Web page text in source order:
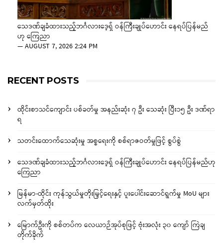
သေဒဏ်ချခံထားသည့်ဘင်္ဂလားဒေ့ရှ် ဝန်ကြီးချုပ်ဟောင်း နေရပ်ပြန်မည်
ဟု ကြေညာ
—AUGUST 7, 2026 2:24 PM
RECENT POSTS
ထိုင်းစာသင်ကျောင်း ပစ်ခတ်မှု အနည်းဆုံး ၇ ဦး သေဆုံး ပြီး၁၅ ဦး ဒဏ်ရာ
ရ
သတင်းထောက်သေဆုံးမှု အစ္စရေးကို စစ်ရာဇဝတ်မှုဖြင့် စွပ်စွဲ
သေဒဏ်ချခံထားသည့်ဘင်္ဂလားဒေ့ရှ် ဝန်ကြီးချုပ်ဟောင်း နေရပ်ပြန်မည်ဟု
ကြေညာ
မြန်မာ-ထိုင်း ကုန်သွယ်မှုတိုးမြှင့်ရေးနှင့် ပူးပေါင်းဆောင်ရွက်မှု MoU များ
လက်မှတ်ထိုး
မြောက်ဦးကို စစ်တပ်က လေယာဉ်အုပ်စုဖြင့် ဗုံးအလုံး ၃၀ ကျော် ကြဲချ
တိုက်ခိုက်